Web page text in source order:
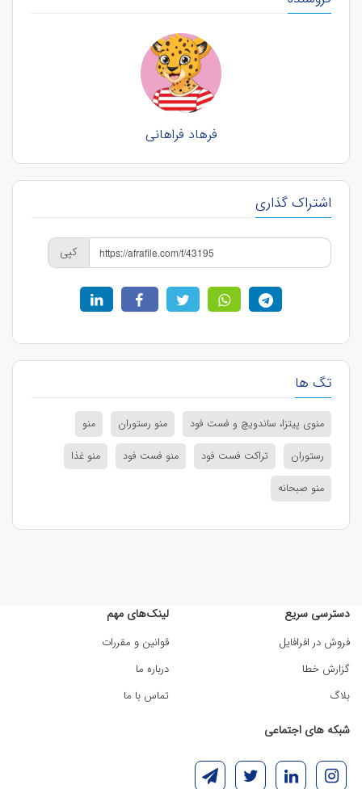
فرهاد فراهانی
اشتراک گذاری
کپی
تگ ها
منوی پیتزا، ساندویچ و فست فود منو رستوران
منو
رستوران
تراکت فست فود منو فست فود
منو غذا
منو صبحانه
دسترسی سریع
فروش در افرافایل
گزارش خطا
بلاگ
لینک‌های مهم
قوانین و مقررات
درباره ما
تماس با ما
شبکه های اجتماعی